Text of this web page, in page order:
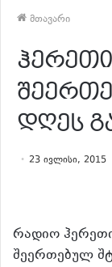
მთავარი
დღეს
23 ივლისი, 2015
რადიო
შეერთებულ